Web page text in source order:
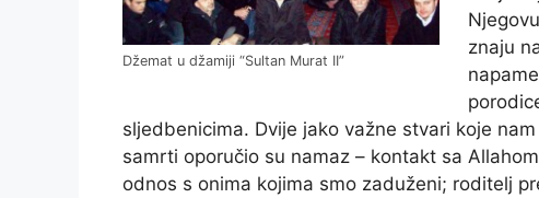
Džemat u džamiji “Sultan Murat II”
znaju
sljedbenicima. Dvije jako važne stvari koje
samrti oporučio su namaz – kontakt sa
odnos s onima kojima smo zaduženi; roditelj